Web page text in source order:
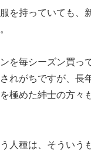
を持っていても、
を毎シーズン買っ
れがちですが、長
極めた紳士の方々
人種は、そういう